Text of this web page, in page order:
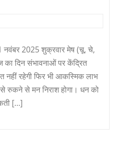
2025 शुक्रवार मेष (चू, चे,
दिन संभावनाओं पर केंद्रित
नहीं रहेगी फिर भी आकस्मिक लाभ
रुकने से मन निराश होगा। धन को
[…]